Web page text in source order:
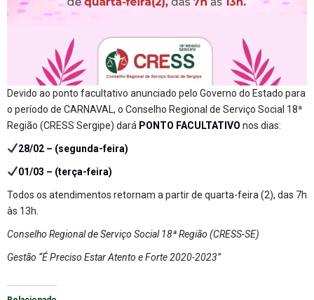
Devido ao ponto facultativo anunciado pelo Governo do Estado para
o período de CARNAVAL, o Conselho Regional de Serviço Social 18ª
Região (CRESS Sergipe) dará PONTO FACULTATIVO nos dias:
28/02 – (segunda-feira)
01/03 – (terça-feira)
Todos os atendimentos retornam a partir de quarta-feira (2), das 7h
às 13h.
Conselho Regional de Serviço Social 18ª Região (CRESS-SE)
Gestão “É Preciso Estar Atento e Forte 2020-2023”